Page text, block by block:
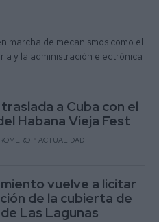
marcha de mecanismos como el
y la administración electrónica
a Cuba con el
Habana Vieja Fest
ACTUALIDAD
vuelve a licitar
de la cubierta de
Las Lagunas